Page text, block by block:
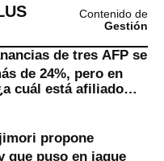
Contenido de
Gestión
de tres AFP se
de 24%, pero en
cuál está afiliado
propone
que puso en jaque